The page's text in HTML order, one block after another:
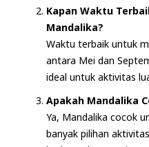
Kapan Waktu
Mandalika?
Waktu terbaik untuk
antara Mei dan
ideal untuk aktivitas
Apakah Mandalika
Ya, Mandalika cocok
banyak pilihan